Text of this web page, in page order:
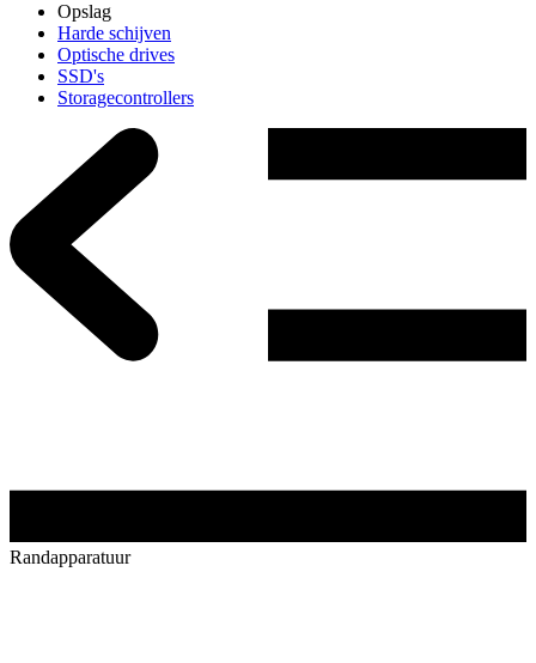
Opslag
Harde schijven
Optische drives
SSD's
Storagecontrollers
Randapparatuur